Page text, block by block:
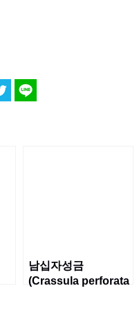
남십자성금
(Crassula perforata